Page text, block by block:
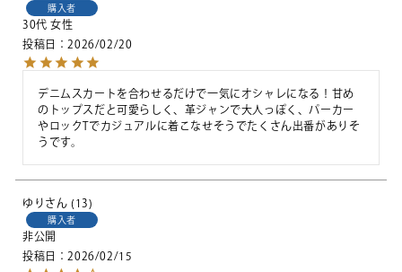
購入者
30代 女性
投稿日
2026/02/20
デニムスカートを合わせるだけで一気にオシャレになる！甘め
のトップスだと可愛らしく、革ジャンで大人っぽく、パーカー
やロックTでカジュアルに着こなせそうでたくさん出番がありそ
うです。
ゆり 13
購入者
非公開
投稿日
2026/02/15